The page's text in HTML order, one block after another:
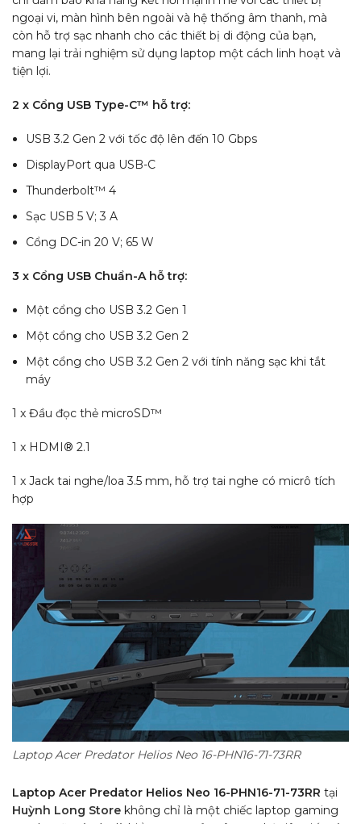
ngoại vi, màn hình bên ngoài và hệ thống âm thanh, mà
còn hỗ trợ sạc nhanh cho các thiết bị di động của bạn,
mang lại trải nghiệm sử dụng laptop một cách linh hoạt và
tiện lợi.
2 x Cổng USB Type-C™ hỗ trợ:
USB 3.2 Gen 2 với tốc độ lên đến 10 Gbps
DisplayPort qua USB-C
Thunderbolt™ 4
Sạc USB 5 V; 3 A
Cổng DC-in 20 V; 65 W
3 x Cổng USB Chuẩn-A hỗ trợ:
Một cổng cho USB 3.2 Gen 1
Một cổng cho USB 3.2 Gen 2
Một cổng cho USB 3.2 Gen 2 với tính năng sạc khi tắt
máy
1 x Đầu đọc thẻ microSD™
1 x HDMI® 2.1
1 x Jack tai nghe/loa 3.5 mm, hỗ trợ tai nghe có micrô tích
hợp
Laptop Acer Predator Helios Neo 16-PHN16-71-73RR
Laptop Acer Predator Helios Neo 16-PHN16-71-73RR tại
Huỳnh Long Store không chỉ là một chiếc laptop gaming